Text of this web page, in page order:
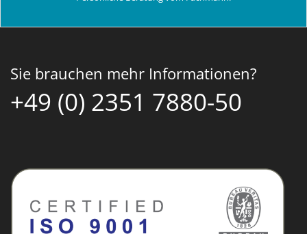
Sie brauchen mehr Informationen?
+49 (0) 2351 7880-50